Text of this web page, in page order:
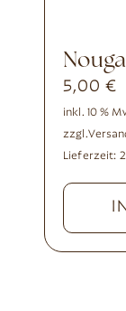
5,00 €
inkl. 10 %
zzgl.
Lieferzeit: